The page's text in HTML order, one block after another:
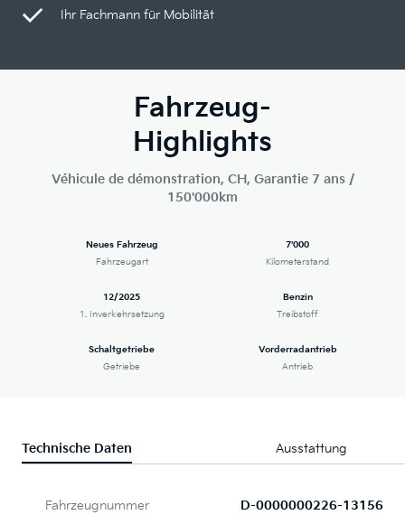
Ihr Fachmann für Mobilität
Fahrzeug-
Highlights
Véhicule de démonstration, CH, Garantie 7 ans /
150'000km
Neues Fahrzeug
Fahrzeugart
7'000
Kilometerstand
12/2025
1. Inverkehrsetzung
Benzin
Treibstoff
Schaltgetriebe
Getriebe
Vorderradantrieb
Antrieb
Technische Daten Ausstattung
Fahrzeugnummer D-0000000226-13156